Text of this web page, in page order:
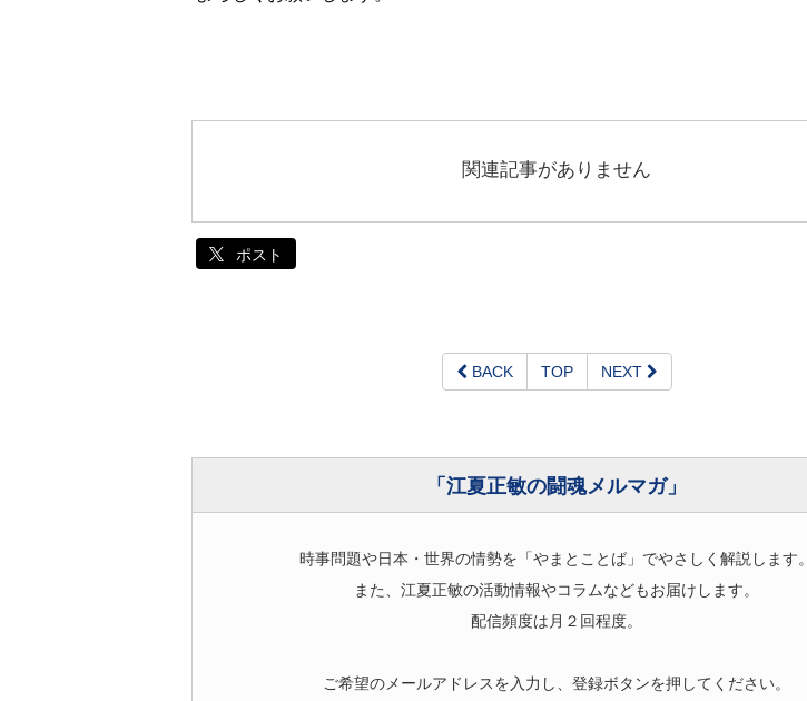
関連記事がありません
ポスト
BACK TOP NEXT
「江夏正敏の闘魂メルマガ」
時事問題や日本・世界の情勢を「やまとことば」でやさしく解説します。
また、江夏正敏の活動情報やコラムなどもお届けします。
配信頻度は月２回程度。
ご希望のメールアドレスを入力し、登録ボタンを押してください。